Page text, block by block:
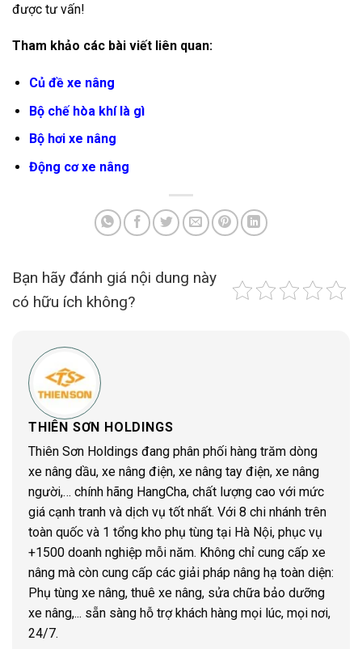
được tư vấn!
Tham khảo các bài viết liên quan:
Củ đề xe nâng
Bộ chế hòa khí là gì
Bộ hơi xe nâng
Động cơ xe nâng
Bạn hãy đánh giá nội dung này
có hữu ích không?
THIÊN SƠN HOLDINGS
Thiên Sơn Holdings đang phân phối hàng trăm dòng
xe nâng dầu, xe nâng điện, xe nâng tay điện, xe nâng
người,… chính hãng HangCha, chất lượng cao với mức
giá cạnh tranh và dịch vụ tốt nhất. Với 8 chi nhánh trên
toàn quốc và 1 tổng kho phụ tùng tại Hà Nội, phục vụ
+1500 doanh nghiệp mỗi năm. Không chỉ cung cấp xe
nâng mà còn cung cấp các giải pháp nâng hạ toàn diện:
Phụ tùng xe nâng, thuê xe nâng, sửa chữa bảo dưỡng
xe nâng,... sẵn sàng hỗ trợ khách hàng mọi lúc, mọi nơi,
24/7.